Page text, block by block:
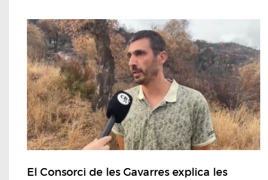
El Consorci de les Gavarres explica les